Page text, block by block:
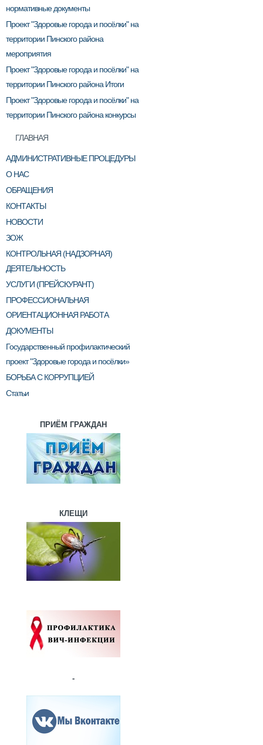
нормативные документы
Проект "Здоровые города и посёлки" на
территории Пинского района
мероприятия
Проект "Здоровые города и посёлки" на
территории Пинского района Итоги
Проект "Здоровые города и посёлки" на
территории Пинского района конкурсы
ГЛАВНАЯ
АДМИНИСТРАТИВНЫЕ ПРОЦЕДУРЫ
О НАС
ОБРАЩЕНИЯ
КОНТАКТЫ
НОВОСТИ
ЗОЖ
КОНТРОЛЬНАЯ (НАДЗОРНАЯ)
ДЕЯТЕЛЬНОСТЬ
УСЛУГИ (ПРЕЙСКУРАНТ)
ПРОФЕССИОНАЛЬНАЯ
ОРИЕНТАЦИОННАЯ РАБОТА
ДОКУМЕНТЫ
Государственный профилактический
проект "Здоровые города и посёлки»
БОРЬБА С КОРРУПЦИЕЙ
Статьи
ПРИЁМ ГРАЖДАН
КЛЕЩИ
-